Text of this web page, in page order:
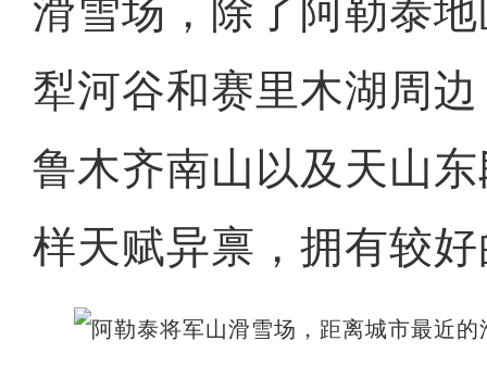
滑雪场，除了阿勒泰
犁河谷和赛里木湖周
鲁木齐南山以及天山
样天赋异禀，拥有较